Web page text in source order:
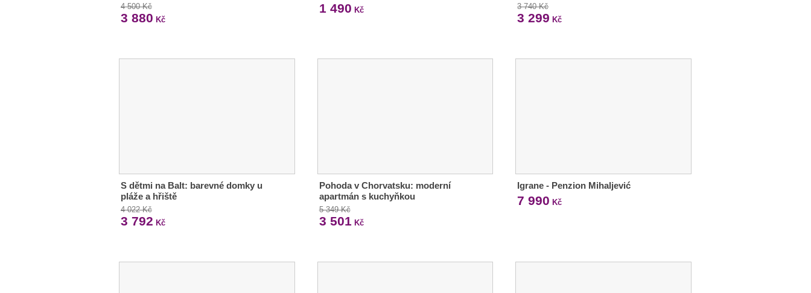
4 500 Kč
3 880 Kč
1 490 Kč 3 740 Kč
3 299 Kč
S dětmi na Balt: barevné domky u
pláže a hřiště
4 022 Kč
3 792 Kč
Pohoda v Chorvatsku: moderní
apartmán s kuchyňkou
5 349 Kč
3 501 Kč
Igrane - Penzion Mihaljević
7 990 Kč